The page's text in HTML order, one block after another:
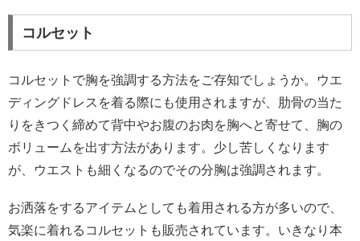
コルセット
コルセットで胸を強調する方法をご存知でしょうか。ウエ
ディングドレスを着る際にも使用されますが、肋骨の当た
りをきつく締めて背中やお腹のお肉を胸へと寄せて、胸の
ボリュームを出す方法があります。少し苦しくなります
が、ウエストも細くなるのでその分胸は強調されます。
お洒落をするアイテムとしても着用される方が多いので、
気楽に着れるコルセットも販売されています。いきなり本